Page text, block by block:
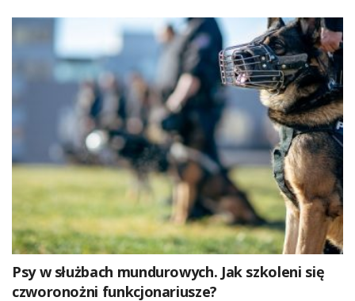
Psy w służbach mundurowych. Jak szkoleni się
czworonożni funkcjonariusze?